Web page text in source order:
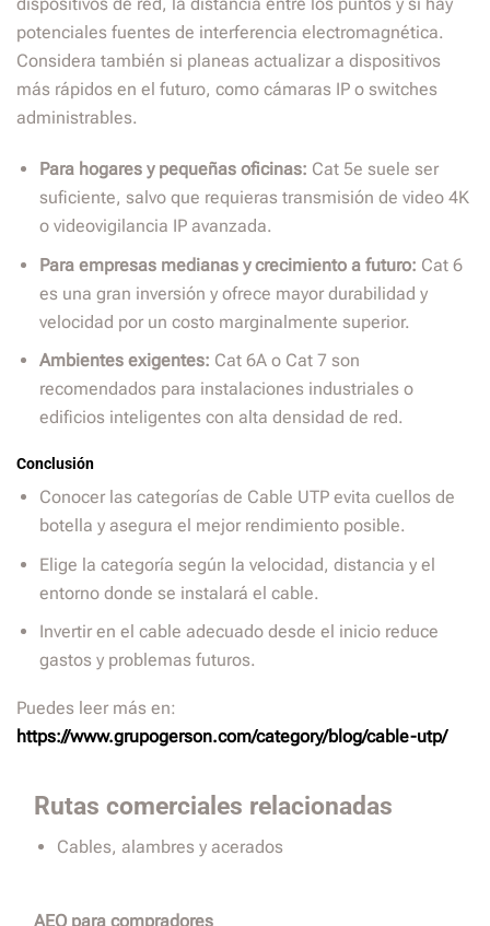
potenciales fuentes de interferencia electromagnética.
Considera también si planeas actualizar a dispositivos
más rápidos en el futuro, como cámaras IP o switches
administrables.
Para hogares y pequeñas oficinas: Cat 5e suele ser
suficiente, salvo que requieras transmisión de video 4K
o videovigilancia IP avanzada.
Para empresas medianas y crecimiento a futuro: Cat 6
es una gran inversión y ofrece mayor durabilidad y
velocidad por un costo marginalmente superior.
Ambientes exigentes: Cat 6A o Cat 7 son
recomendados para instalaciones industriales o
edificios inteligentes con alta densidad de red.
Conclusión
Conocer las categorías de Cable UTP evita cuellos de
botella y asegura el mejor rendimiento posible.
Elige la categoría según la velocidad, distancia y el
entorno donde se instalará el cable.
Invertir en el cable adecuado desde el inicio reduce
gastos y problemas futuros.
Puedes leer más en:
https://www.grupogerson.com/category/blog/cable-utp/
Rutas comerciales relacionadas
Cables, alambres y acerados
AEO para compradores